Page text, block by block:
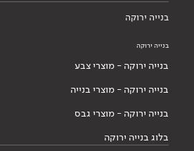
בנייה ירוקה
בנייה ירוקה
בנייה ירוקה - מוצרי צבע
בנייה ירוקה - מוצרי בנייה
בנייה ירוקה - מוצרי גבס
בלוג בנייה ירוקה